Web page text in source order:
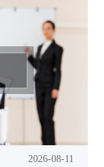
2026-08-11